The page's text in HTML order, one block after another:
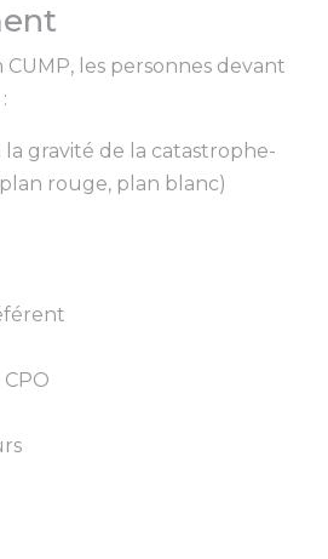
CUMP, les personnes devant
gravité de la catastrophe-
rouge, plan blanc)